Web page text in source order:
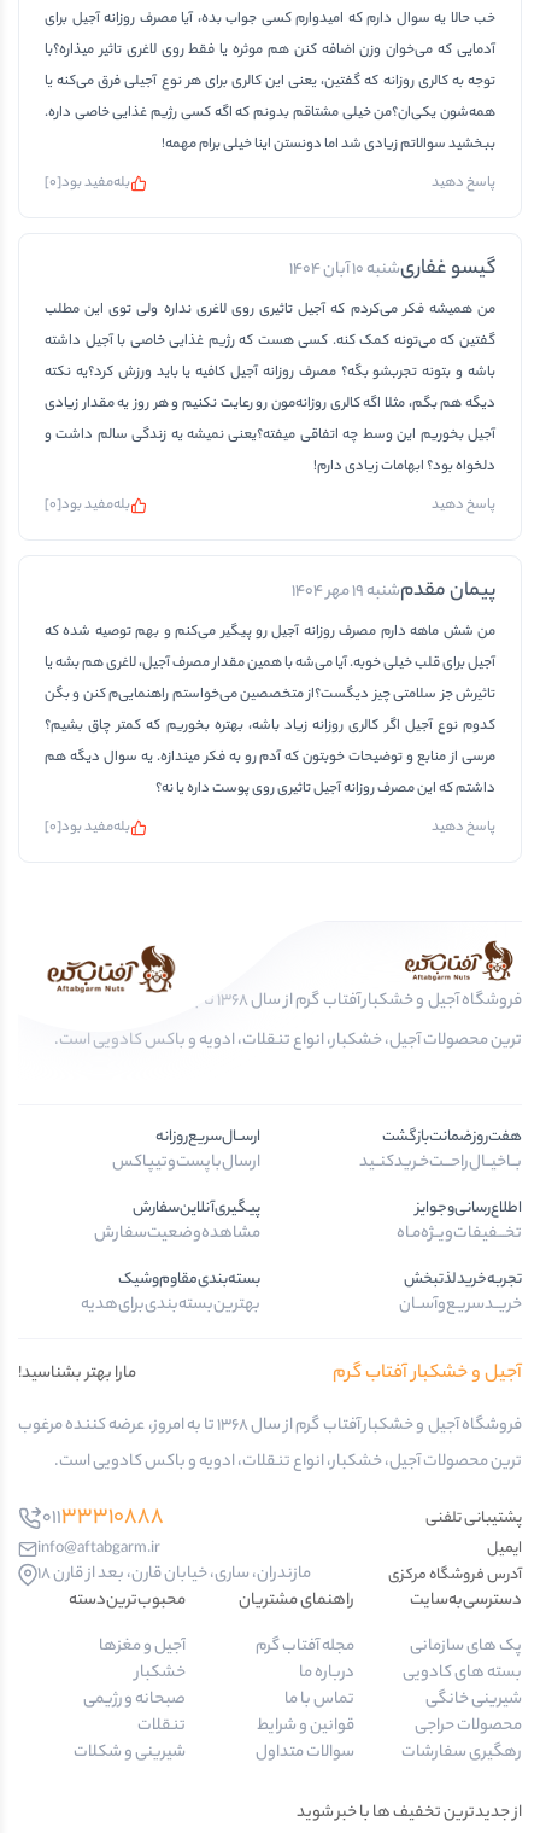
خب حالا یه سوال دارم که امیدوارم کسی جواب بده، آیا مصرف روزانه آجیل برای
آدمایی که می‌خوان وزن اضافه کنن هم موثره یا فقط روی لاغری تاثیر میذاره؟با
توجه به کالری روزانه که گفتین، یعنی این کالری برای هر نوع آجیلی فرق می‌کنه یا
همه‌شون یکی‌ان؟من خیلی مشتاقم بدونم که اگه کسی رژیم غذایی خاصی داره.
ببخشید سوالاتم زیادی شد اما دونستن اینا خیلی برام مهمه!
پاسخ دهید
بلهمفید بود[
0
]
گیسو غفاریشنبه 10 آبان 1404
من همیشه فکر می‌کردم كه آجیل تاثیری روی لاغری نداره ولی توی این مطلب
گفتین که می‌تونه کمک کنه. کسی هست که رژیم غذایی خاصی با آجیل داشته
باشه و بتونه تجربشو بگه؟ مصرف روزانه آجیل کافیه یا باید ورزش کرد؟یه نکته
دیگه هم بگم، مثلا اگه کالری روزانه‌مون رو رعایت نکنیم و هر روز یه مقدار زیادی
آجیل بخوریم این وسط چه اتفاقی میفته؟یعنی نمیشه یه زندگی سالم داشت و
دلخواه بود؟ ابهامات زیادی دارم!
پاسخ دهید
بلهمفید بود[
0
]
پیمان مقدمشنبه 19 مهر 1404
من شش ماهه دارم مصرف روزانه آجیل رو پیگیر می‌کنم و بهم توصیه شده که
آجیل برای قلب خیلی خوبه. آیا می‌شه با همین مقدار مصرف آجیل، لاغری هم بشه یا
تاثیرش جز سلامتی چیز دیگست؟از متخصصین می‌خواستم راهنمایی‌م کنن و بگن
کدوم نوع آجیل اگر کالری روزانه زیاد باشه، بهتره بخوریم که کمتر چاق بشیم؟
مرسی از منابع و توضیحات خوبتون که آدم رو به فکر میندازه. یه سوال دیگه هم
داشتم که این مصرف روزانه آجیل تاثیری روی پوست داره یا نه؟
پاسخ دهید
بلهمفید بود[
0
]
فروشگاه آجیل و خشکبار آفتاب گرم از سال 1368 تا به امروز، عرضه کننده مرغوب
ترین محصولات آجیل، خشکبار، انواع تنقلات، ادویه و باکس کادویی است.
هفت‌روز‌ضمانت‌بازگشت
بــا‌خیــال‌راحـــت‌خـرید‌کنــید
ارســال‌سریع‌روزانه
ارسال‌با‌پست‌و‌تیپاکس
اطلاع‌رسانی‌و‌جوایز
تخـــفیفات‌ویــژه‌مـاه
پیگیری‌آنلاین‌سفارش
مشاهده‌وضعیت‌سفارش
تجربه‌خرید‌لذتبخش
خریــد‌سریـع‌و‌آســان
بسته‌بندی‌مقاوم‌وشیک
بهترین‌بسته‌بندی‌برای‌هدیه
آجیل و خشکبار آفتاب گرم
مارا بهتر بشناسید!
فروشگاه آجیل و خشکبار آفتاب گرم از سال 1368 تا به امروز، عرضه کننده مرغوب
ترین محصولات آجیل، خشکبار، انواع تنقلات، ادویه و باکس کادویی است.
پشتیبانی تلفنی 01133310888
ایمیل
info@aftabgarm.ir
آدرس‌ فروشگاه مرکزی
مازندران، ساری، خیابان قارن، بعد از قارن 18
دسترسی‌به‌سایت
پک های سازمانی
بسته های کادویی
شیرینی خانگی
محصولات حراجی
رهگیری سفارشات
راهنمای مشتریان
مجله آفتاب گرم
درباره ما
تماس با ما
قوانین و شرایط
سوالات متداول
محبوب‌ترین‌دسته‌
آجیل و مغزها
خشکبار
صبحانه و رژیمی
تنقلات
شیرینی و شکلات
از جدیدترین تخفیف ها با خبر شوید